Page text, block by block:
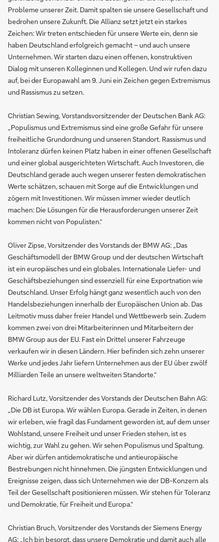
Probleme unserer Zeit. Damit spalten sie unsere Gesellschaft und
bedrohen unsere Zukunft. Die Allianz setzt jetzt ein starkes
Zeichen: Wir treten entschieden für unsere Werte ein, denn sie
haben Deutschland erfolgreich gemacht – und auch unsere
Unternehmen. Wir starten dazu einen offenen, konstruktiven
Dialog mit unseren Kolleginnen und Kollegen. Und wir rufen dazu
auf, bei der Europawahl am 9. Juni ein Zeichen gegen Extremismus
und Rassismus zu setzen.
Christian Sewing, Vorstandsvorsitzender der Deutschen Bank AG:
„Populismus und Extremismus sind eine große Gefahr für unsere
freiheitliche Grundordnung und unseren Standort. Rassismus und
Intoleranz dürfen keinen Platz haben in einer offenen Gesellschaft
und einer global ausgerichteten Wirtschaft. Auch Investoren, die
Deutschland gerade auch wegen unserer festen demokratischen
Werte schätzen, schauen mit Sorge auf die Entwicklungen und
zögern mit Investitionen. Wir müssen immer wieder deutlich
machen: Die Lösungen für die Herausforderungen unserer Zeit
kommen nicht von Populisten.“
Oliver Zipse, Vorsitzender des Vorstands der BMW AG: „Das
Geschäftsmodell der BMW Group und der deutschen Wirtschaft
ist ein europäisches und ein globales. Internationale Liefer- und
Geschäftsbeziehungen sind essenziell für eine Exportnation wie
Deutschland. Unser Erfolg hängt ganz wesentlich auch von den
Handelsbeziehungen innerhalb der Europäischen Union ab. Das
Leitmotiv muss daher freier Handel und Wettbewerb sein. Zudem
kommen zwei von drei Mitarbeiterinnen und Mitarbeitern der
BMW Group aus der EU. Fast ein Drittel unserer Fahrzeuge
verkaufen wir in diesen Ländern. Hier befinden sich zehn unserer
Werke und jedes Jahr liefern Unternehmen aus der EU über zwölf
Milliarden Teile an unsere weltweiten Standorte.“
Richard Lutz, Vorsitzender des Vorstands der Deutschen Bahn AG:
„Die DB ist Europa. Wir wählen Europa. Gerade in Zeiten, in denen
wir erleben, wie fragil das Fundament geworden ist, auf dem unser
Wohlstand, unsere Freiheit und unser Frieden stehen, ist es
wichtig, zur Wahl zu gehen. Wir sehen Populismus und Spaltung.
Aber wir dürfen antidemokratische und antieuropäische
Bestrebungen nicht hinnehmen. Die jüngsten Entwicklungen und
Ereignisse zeigen, dass sich Unternehmen wie der DB-Konzern als
Teil der Gesellschaft positionieren müssen. Wir stehen für Toleranz
und Demokratie, für Freiheit und Europa.“
Christian Bruch, Vorsitzender des Vorstands der Siemens Energy
AG: „Ich bin besorgt, dass unsere Demokratie und damit auch alle